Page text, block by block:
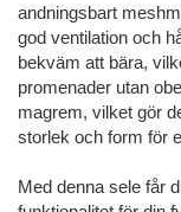
andningsbart
god ventilation och
bekväm att bära,
promenader utan
magrem, vilket gör
storlek och form för
Med denna sele får